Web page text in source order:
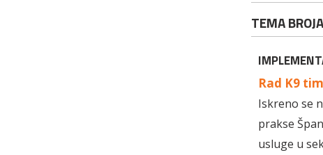
TEMA BROJA
Rad K9
Iskreno se
prakse
usluge u